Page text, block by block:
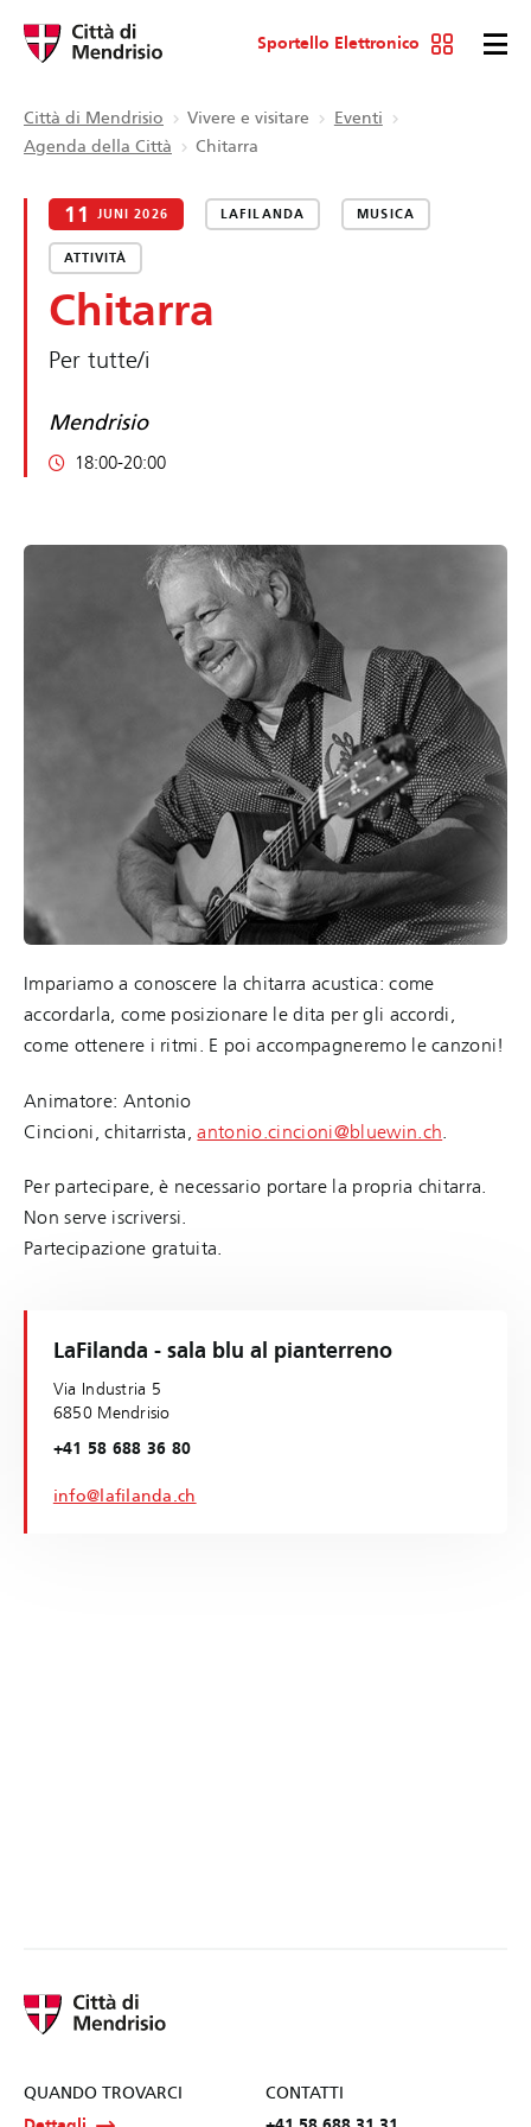
Sportello Elettronico
Città di Mendrisio Vivere e visitare
Eventi
Agenda della Città
Chitarra
11 JUNI 2026 LAFILANDA MUSICA
ATTIVITÀ
Chitarra
Per tutte/i
Mendrisio
18:00-20:00
Impariamo a conoscere la chitarra acustica: come
accordarla, come posizionare le dita per gli accordi,
come ottenere i ritmi. E poi accompagneremo le canzoni!
Animatore: Antonio
Cincioni, chitarrista,antonio.cincioni@bluewin.ch
Per partecipare, è necessario portare la propria chitarra.
Non serve iscriversi.
Partecipazione gratuita.
LaFilanda - sala blu al pianterreno
Via Industria 5
6850 Mendrisio
+41 58 688 36 80
info@lafilanda.ch
QUANDO TROVARCI
CONTATTI